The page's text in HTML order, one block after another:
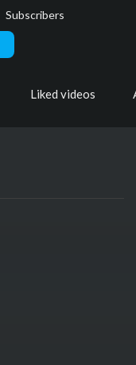
Subscribers
Liked videos